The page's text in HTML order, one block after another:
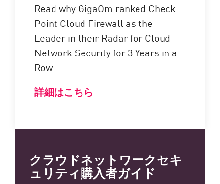
Read why GigaOm ranked Check
Point Cloud Firewall as the
Leader in their Radar for Cloud
Network Security for 3 Years in a
Row
詳細はこちら
クラウドネットワークセキ
ュリティ購入者ガイド